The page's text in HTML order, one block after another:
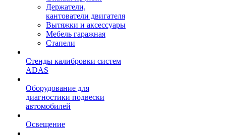
Держатели,
кантователи двигателя
Вытяжки и аксессуары
Мебель гаражная
Стапели
Стенды калибровки систем
ADAS
Оборудование для
диагностики подвески
автомобилей
Освещение